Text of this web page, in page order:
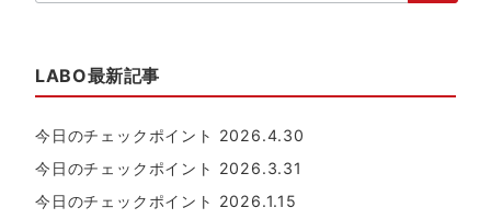
LABO最新記事
今日のチェックポイント 2026.4.30
今日のチェックポイント 2026.3.31
今日のチェックポイント 2026.1.15